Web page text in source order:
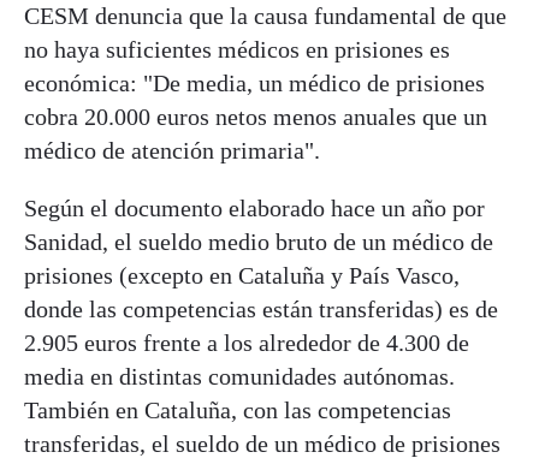
CESM denuncia que la causa fundamental de que
no haya suficientes médicos en prisiones es
económica: "De media, un médico de prisiones
cobra 20.000 euros netos menos anuales que un
médico de atención primaria".
Según el documento elaborado hace un año por
Sanidad, el sueldo medio bruto de un médico de
prisiones (excepto en Cataluña y País Vasco,
donde las competencias están transferidas) es de
2.905 euros frente a los alrededor de 4.300 de
media en distintas comunidades autónomas.
También en Cataluña, con las competencias
transferidas, el sueldo de un médico de prisiones